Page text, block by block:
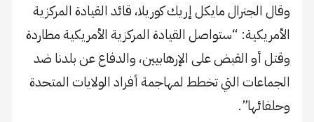
وقال الجنرال مايكل إريك كوريلا، قائد القيادة المركزية
الأمريكية: “ستواصل القيادة المركزية الأمريكية مطاردة
وقتل أو القبض على الإرهابيين، والدفاع عن بلدنا ضد
الجماعات التي تخطط لمهاجمة أفراد الولايات المتحدة
وحلفائها”.